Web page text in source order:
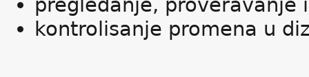
pregledanje, proveravanje
kontrolisanje promena u